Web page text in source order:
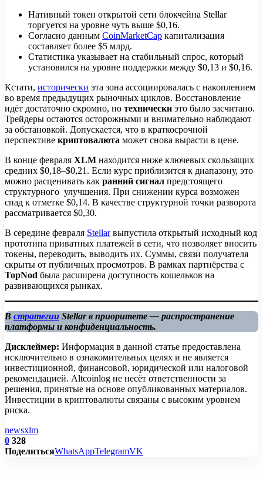
Нативный токен открытой сети блокчейна Stellar
торгуется на уровне чуть выше $0,16.
Согласно данным CoinMarketCap капитализация
составляет более $5 млрд.
Статистика указывает на стабильный спрос, который
установился на уровне поддержки между $0,13 и $0,16.
Кстати, исторически эта зона ассоциировалась с накоплением
во время предыдущих рыночных циклов. Восстановление
идёт достаточно скромно, но технически это было засчитано.
Трейдеры остаются осторожными и внимательно наблюдают
за обстановкой. Допускается, что в краткосрочной
перспективе криптовалюта может снова вырасти в цене.
В конце февраля XLM находится ниже ключевых скользящих
средних $0,18–$0,21. Если курс приблизится к диапазону, это
можно расценивать как ранний сигнал предстоящего
структурного улучшения. При снижении курса возможен
спад к отметке $0,14. В качестве структурной точки разворота
рассматривается $0,30.
В середине февраля Stellarвыпустила открытый исходный код
прототипа приватных платежей в сети, что позволяет вносить
токены, переводить, выводить их. Суммы, связи получателя
скрыты от публичных просмотров. В рамках партнёрства с
TopNod была расширена доступность кошельков на
развивающихся рынках.
В стратегии Stellar в приоритете — распространение
платформы и конфиденциальность.
Дисклеймер: Информация в данной статье предоставлена
исключительно в ознакомительных целях и не является
инвестиционной, финансовой, юридической или налоговой
рекомендацией. Altcoinlog не несёт ответственности за
решения, принятые на основе опубликованных материалов.
Инвестиции в криптовалюты связаны с высоким уровнем
риска.
newsxlm
0 328
ПоделитьсяWhatsAppTelegramVK